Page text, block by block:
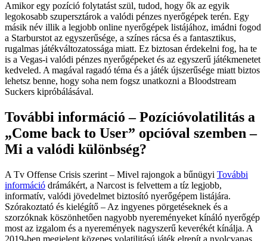
Amikor egy pozíció folytatást szül, tudod, hogy ők az egyik
legokosabb szupersztárok a valódi pénzes nyerőgépek terén. Egy
másik név illik a legjobb online nyerőgépek listájához, imádni fogod
a Starburstot az egyszerűsége, a színes rácsa és a fantasztikus,
rugalmas játékváltozatossága miatt. Ez biztosan érdekelni fog, ha te
is a Vegas-i valódi pénzes nyerőgépeket és az egyszerű játékmenetet
kedveled. A magával ragadó téma és a játék újszerűsége miatt biztos
lehetsz benne, hogy soha nem fogsz unatkozni a Bloodstream
Suckers kipróbálásával.
További információ – Pozícióvolatilitás a
„Come back to User” opcióval szemben –
Mi a valódi különbség?
A Tv Offense Crisis szerint – Mivel rajongok a bűnügyi További
információ drámákért, a Narcost is felvettem a tíz legjobb,
informatív, valódi jövedelmet biztosító nyerőgépem listájára.
Szórakoztató és kielégítő – Az ingyenes pörgetéseknek és a
szorzóknak köszönhetően nagyobb nyereményeket kínáló nyerőgép
most az izgalom és a nyeremények nagyszerű keverékét kínálja. A
2019-ben megjelent közepes volatilitású játék elrepít a nyolcvanas